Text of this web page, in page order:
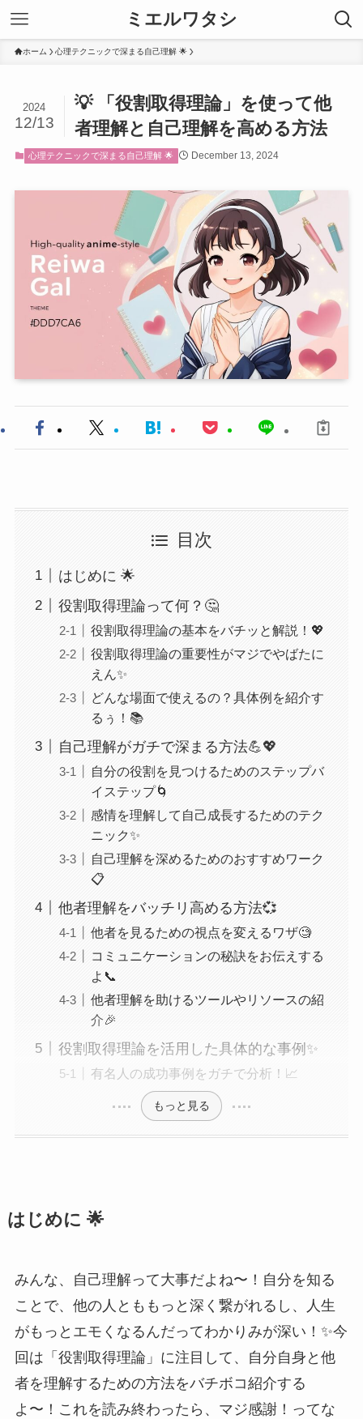
ミエルワタシ
ホーム 心理テクニックで深まる自己理解 🌟
💡 「役割取得理論」を使って他
者理解と自己理解を高める方法
2024
12/13
心理テクニックで深まる自己理解 🌟 December 13, 2024
目次
はじめに 🌟
役割取得理論って何？🤔
役割取得理論の基本をバチッと解説！💖
役割取得理論の重要性がマジでやばたに
えん✨
どんな場面で使えるの？具体例を紹介す
るぅ！📚
自己理解がガチで深まる方法💪💖
自分の役割を見つけるためのステップバ
イステップ🌀
感情を理解して自己成長するためのテク
ニック✨
自己理解を深めるためのおすすめワーク
📋
他者理解をバッチリ高める方法💞
他者を見るための視点を変えるワザ🧐
コミュニケーションの秘訣をお伝えする
よ📞
他者理解を助けるツールやリソースの紹
介🎉
役割取得理論を活用した具体的な事例✨
有名人の成功事例をガチで分析！📈
もっと見る
はじめに 🌟
みんな、自己理解って大事だよね〜！自分を知る
ことで、他の人とももっと深く繋がれるし、人生
がもっとエモくなるんだってわかりみが深い！✨今
回は「役割取得理論」に注目して、自分自身と他
者を理解するための方法をバチボコ紹介する
よ〜！これを読み終わったら、マジ感謝！ってな